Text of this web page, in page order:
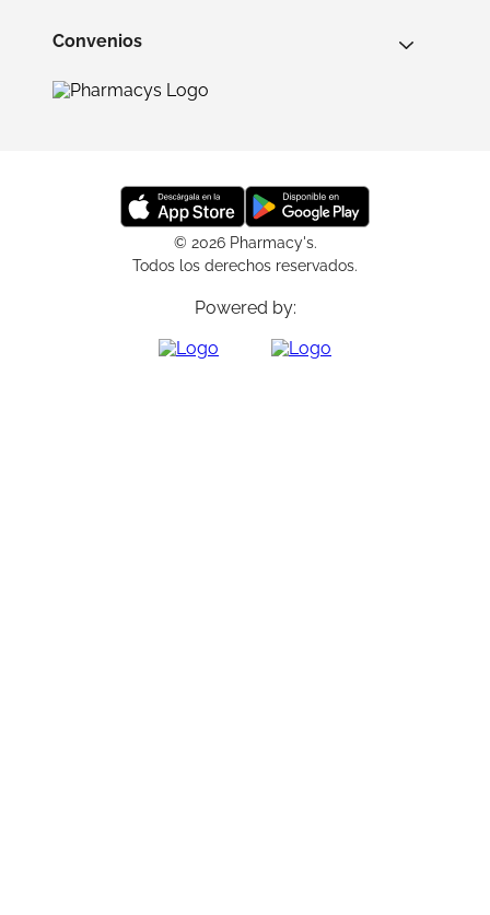
Convenios
© 2026 Pharmacy's.
Todos los derechos reservados.
Powered by: